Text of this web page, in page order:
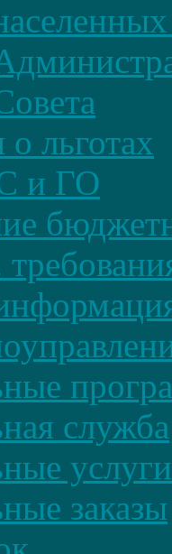
льготах
и ГО
служба
услуги
заказы